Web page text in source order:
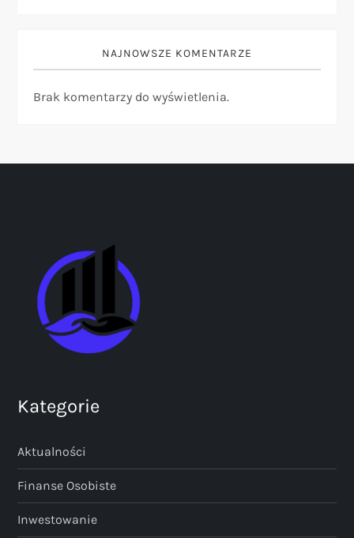
NAJNOWSZE KOMENTARZE
Brak komentarzy do wyświetlenia.
Kategorie
Aktualności
Finanse Osobiste
Inwestowanie